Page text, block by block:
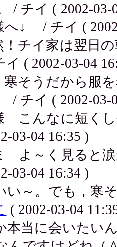
/ チイ ( 2002-03-
へ↓ / チイ (
！チイ家は翌日
イ ( 2002-03-04
そうだから服を
/ チイ ( 2002-03-
こんなに短くし
03-04 16:35 )
よ～く見ると涙
03-04 16:34 )
い～。でも，寒
( 2002-03-04
本当に会いたい